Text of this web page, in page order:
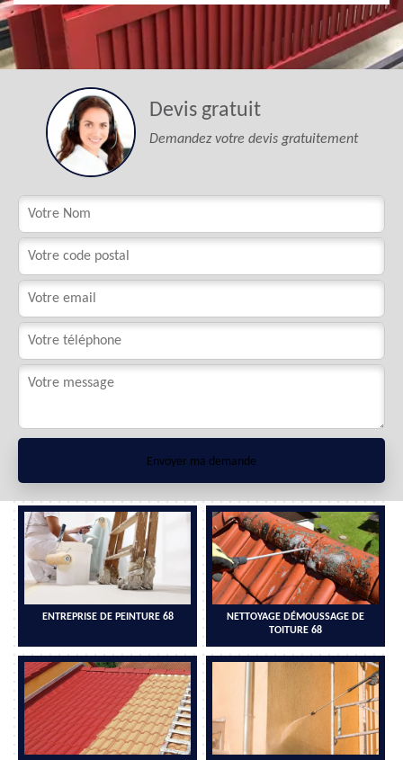
Devis gratuit
Demandez votre devis gratuitement
ENTREPRISE DE PEINTURE 68
NETTOYAGE DÉMOUSSAGE DE
TOITURE 68